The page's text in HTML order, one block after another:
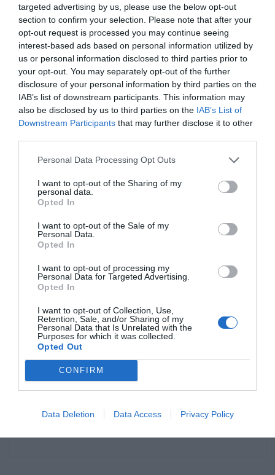
targeted advertising by us, please use the below opt-out
section to confirm your selection. Please note that after your
opt-out request is processed you may continue seeing
interest-based ads based on personal information utilized by
us or personal information disclosed to third parties prior to
your opt-out. You may separately opt-out of the further
disclosure of your personal information by third parties on the
IAB’s list of downstream participants. This information may
also be disclosed by us to third parties on the IAB’s List of
Downstream Participants that may further disclose it to other
Personal Data Processing Opt Outs
I want to opt-out of the Sharing of my
personal data.
Opted In
I want to opt-out of the Sale of my
Personal Data.
Opted In
I want to opt-out of processing my
Personal Data for Targeted Advertising.
Opted In
I want to opt-out of Collection, Use,
Retention, Sale, and/or Sharing of my
Personal Data that Is Unrelated with the
Purposes for which it was collected.
Opted Out
CONFIRM
Data Deletion Data Access Privacy Policy
Gör marmeladprov om du vill vara säker på att
marmeladen stelnar. Lägg en msk gelé på en
tallrik och kyl några minuter i frysen eller
kylen. Dra sedan ett streck genom marmeladen
med en knivspets. Flyter inte gelén ihop är den
tillräckligt fast. Koka annars några minuter till
eller tillsätt extra pektin enligt paket eller
Häll upp tomatmarmeladen på rena och
steriliserade syltburkar och sätt på lock. Ställ
upp och ner att svalna.
Förvaras svalt och mörkt. Öppnad burk förvaras
i kylen.